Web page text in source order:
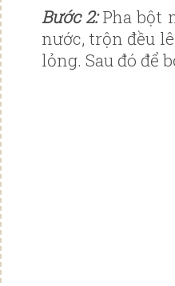
Bước 2: Pha bột
nước, trộn đều
lỏng. Sau đó để